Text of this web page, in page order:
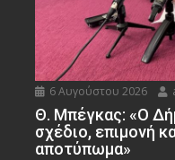
6 Αυγούστου 2026
Θ. Μπέγκας: «Ο
σχέδιο, επιμονή
αποτύπωμα»